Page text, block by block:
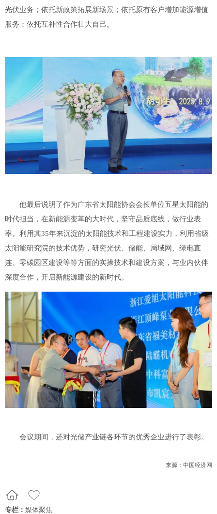
光伏业务；依托新政策拓展新场景；依托原有客户增加能源增值
服务；依托互补性合作壮大自己。
他最后说明了作为广东省太阳能协会会长单位五星太阳能的
时代担当，在新能源变革的大时代，坚守品质底线，做行业表
率。利用其35年来沉淀的太阳能技术和工程建设实力，利用省级
太阳能研究院的技术优势，研究光伏、储能、局域网、绿电直
连、零碳园区建设等等方面的实操技术和建设方案，与业内伙伴
深度合作，开启新能源建设的新时代。
会议期间，还对光储产业链各环节的优秀企业进行了表彰。
来源：中国经济网
专栏： 媒体聚焦